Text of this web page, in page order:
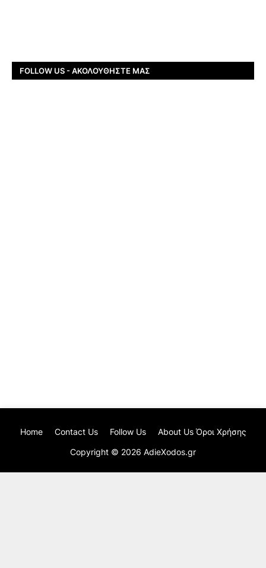
FOLLOW US - ΑΚΟΛΟΥΘΉΣΤΕ ΜΑΣ
Copyright © 2026 AdieXodos.gr
Home Contact Us Follow Us About Us Όροι Χρήσης